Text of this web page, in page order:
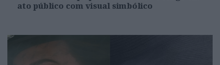
ato público com visual simbólico